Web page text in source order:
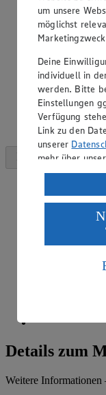
Details zum
Weitere
um unsere
möglichst
Deine
individuell in
werden. Bitte
Einstellungen
Verfügung
Link zu den
unserer
mehr über
Verarbeitung
USA durch
Wenn du auf
des Art. 49
Daten in den
die USA als
Standards
Es besteht das
Informationen